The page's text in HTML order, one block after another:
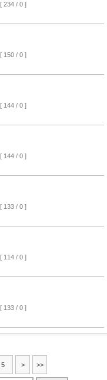
[ 234 / 0 ]
[ 150 / 0 ]
[ 144 / 0 ]
[ 144 / 0 ]
[ 133 / 0 ]
[ 114 / 0 ]
[ 133 / 0 ]
5 > >>